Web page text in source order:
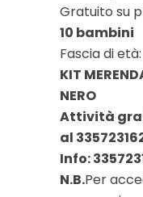
Gratuito su
10 bambini
Fascia di
KIT
NERO
Attività
al
Info:
N.B.Per